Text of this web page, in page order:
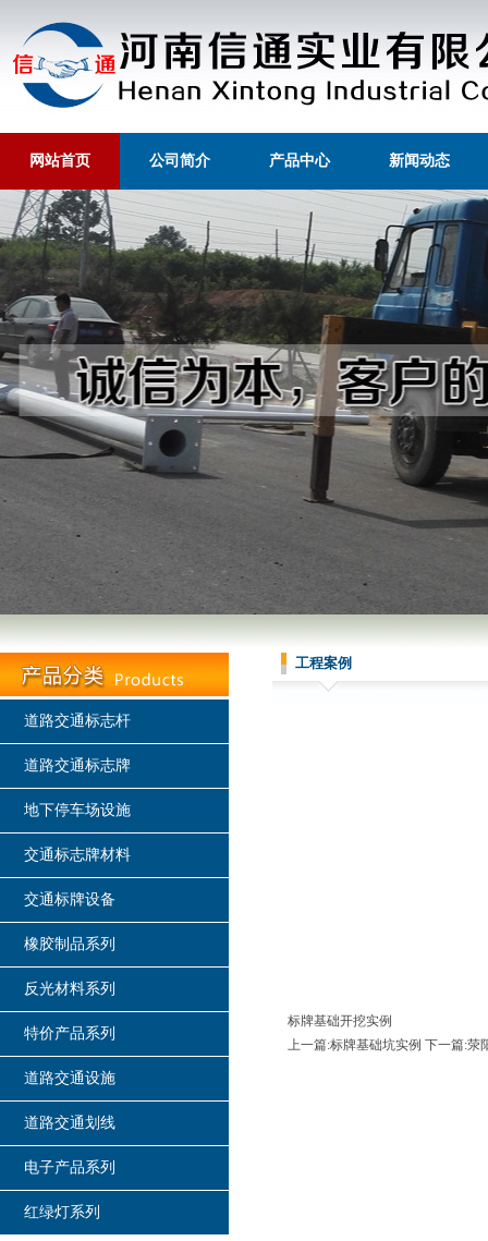
网站首页 公司简介 产品中心 新闻动态
道路交通标志杆
道路交通标志牌
地下停车场设施
交通标志牌材料
交通标牌设备
橡胶制品系列
反光材料系列
特价产品系列
道路交通设施
道路交通划线
电子产品系列
红绿灯系列
工程案例
标牌基础开挖实例
上一篇:标牌基础坑实例 下一篇:荥